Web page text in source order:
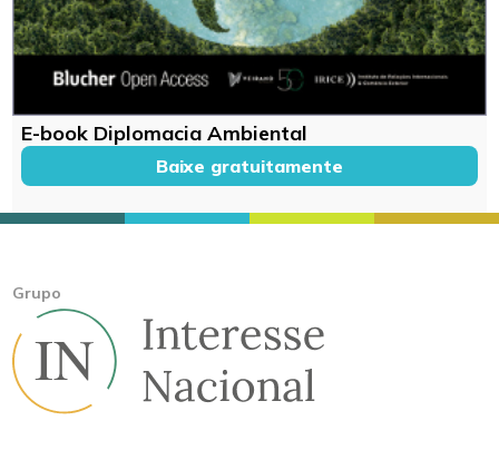
E-book Diplomacia Ambiental
Baixe gratuitamente
Grupo